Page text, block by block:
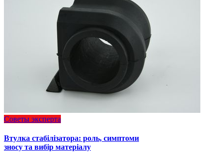
Советы эксперта
Втулка стабілізатора: роль, симптоми
зносу та вибір матеріалу